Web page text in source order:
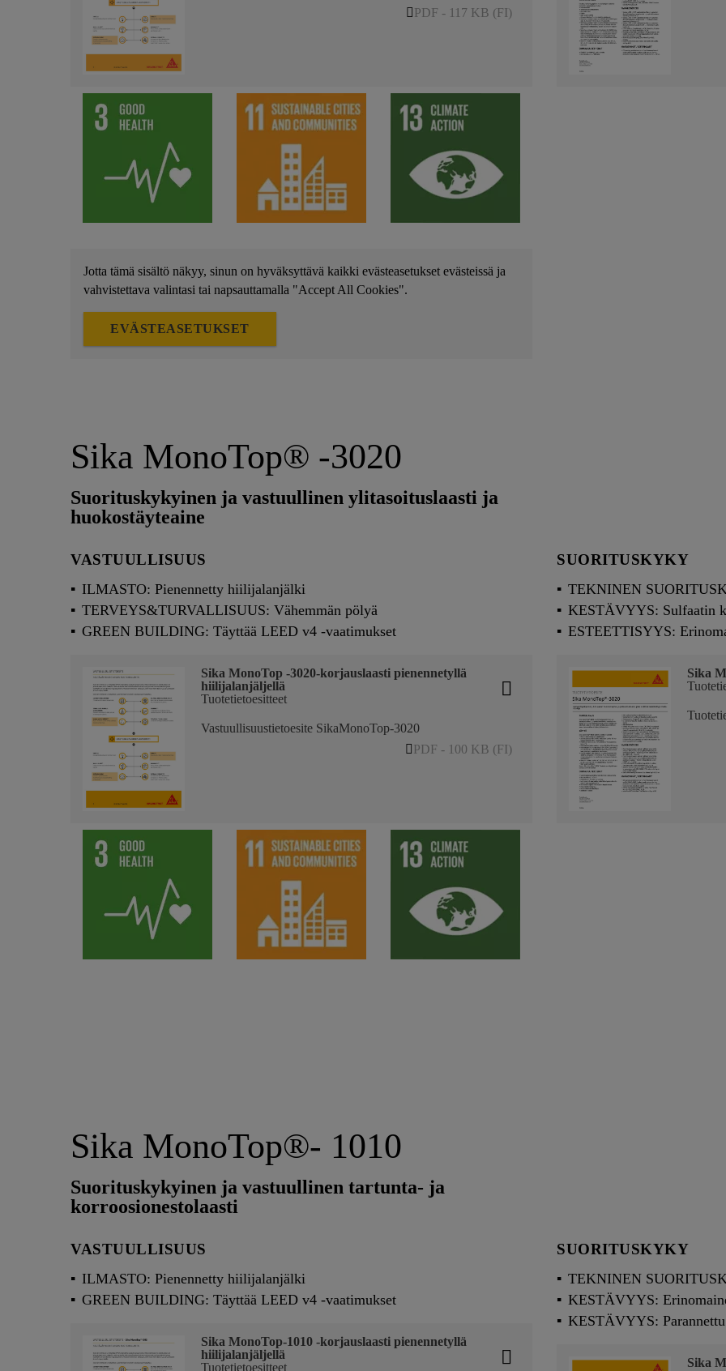
PDF - 117 KB (FI)
Jotta tämä sisältö näkyy, sinun on hyväksyttävä kaikki evästeasetukset evästeissä ja
vahvistettava valintasi tai napsauttamalla "Accept All Cookies".
EVÄSTEASETUKSET
Sika MonoTop® -3020
Suorituskykyinen ja vastuullinen ylitasoituslaasti ja
huokostäyteaine
VASTUULLISUUS
ILMASTO: Pienennetty hiilijalanjälki
TERVEYS&TURVALLISUUS: Vähemmän pölyä
GREEN BUILDING: Täyttää LEED v4 -vaatimukset
Sika MonoTop -3020-korjauslaasti pienennetyllä
hiilijalanjäljellä
Tuotetietoesitteet
Vastuullisuustietoesite SikaMonoTop-3020
PDF - 100 KB (FI)
SUORITUSKYKY
TEKNINEN
KESTÄVYYS: Sulfaatin
ESTEETTISYYS:
Sika
Sika MonoTop®- 1010
Suorituskykyinen ja vastuullinen tartunta- ja
korroosionestolaasti
VASTUULLISUUS
ILMASTO: Pienennetty hiilijalanjälki
GREEN BUILDING: Täyttää LEED v4 -vaatimukset
Sika MonoTop-1010 -korjauslaasti pienennetyllä
hiilijalanjäljellä
Tuotetietoesitteet
SUORITUSKYKY
TEKNINEN
KESTÄVYYS:
KESTÄVYYS:
Sika